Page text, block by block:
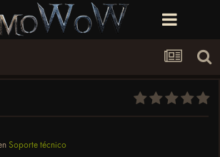
Soporte técnico